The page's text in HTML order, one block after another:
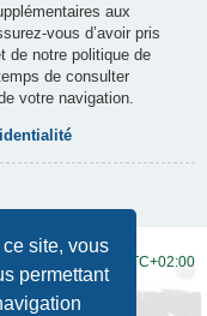
site, vous
permettant
aux
vous d’avoir pris
de notre politique de
de consulter
votre navigation.
UTC+02:00
phpBB Limited